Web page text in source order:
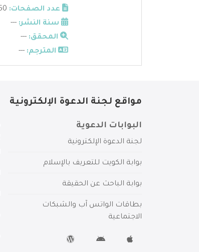
عدد الصفحات:
سنة النشر: ---
المحقق: ---
المترجم: ---
مواقع لجنة الدعوة الإلكترونية
البوابات الدعوية
لجنة الدعوة الإلكترونية
بوابة الكويت للتعريف بالإسلام
بوابة الباحث عن الحقيقة
بطاقات الواتس آب والشبكات
الاجتماعية